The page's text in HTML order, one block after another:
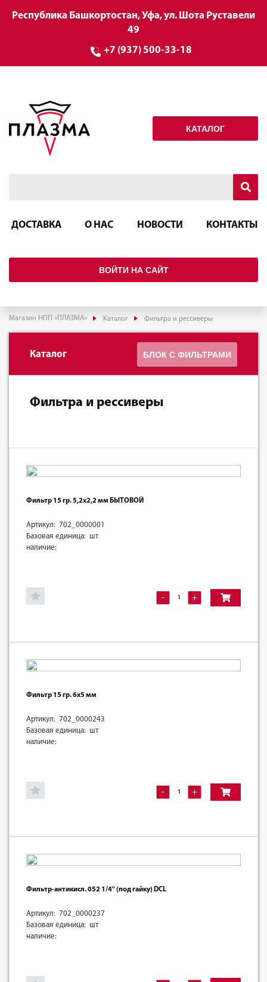
Республика Башкортостан, Уфа, ул. Шота Руставели
49
+7 (937) 500-33-18
КАТАЛОГ
ДОСТАВКА О НАС НОВОСТИ КОНТАКТЫ
ВОЙТИ НА САЙТ
Магазин НПП «ПЛАЗМА» Каталог Фильтра и рессиверы
Каталог БЛОК С ФИЛЬТРАМИ
Фильтра и рессиверы
Фильтр 15 гр. 5,2х2,2 мм БЫТОВОЙ
Артикул: 702_0000001
Базовая единица: шт
наличие:
- +
Фильтр 15 гр. 6х5 мм
Артикул: 702_0000243
Базовая единица: шт
наличие:
- +
Фильтр-антикисл. 052 1/4" (под гайку) DCL
Артикул: 702_0000237
Базовая единица: шт
наличие: